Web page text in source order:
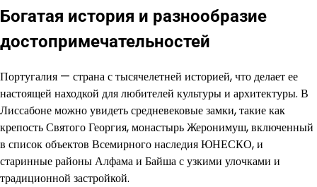
Богатая история и разнообразие
достопримечательностей
Португалия — страна с тысячелетней историей, что делает ее
настоящей находкой для любителей культуры и архитектуры. В
Лиссабоне можно увидеть средневековые замки, такие как
крепость Святого Георгия, монастырь Жеронимуш, включенный
в список объектов Всемирного наследия ЮНЕСКО, и
старинные районы Алфама и Байша с узкими улочками и
традиционной застройкой.